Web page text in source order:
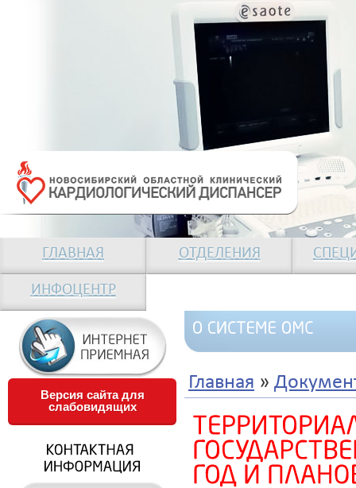
ГЛАВНАЯ ОТДЕЛЕНИЯ
ИНФОЦЕНТР
Версия сайта для
слабовидящих
Главная »